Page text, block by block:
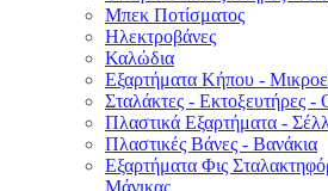
Μπεκ Ποτίσματος
Ηλεκτροβάνες
Καλώδια
Εξαρτήματα Κήπου -
Σταλάκτες - Εκτοξευτήρες -
Πλαστικά Εξαρτήματα -
Πλαστικές Βάνες - Βανάκια
Εξαρτήματα Φις
Μάνικας